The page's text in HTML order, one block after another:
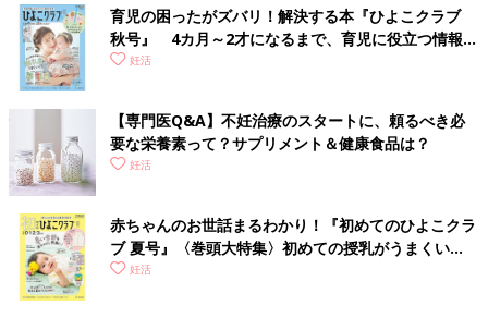
育児の困ったがズバリ！解決する本『ひよこクラブ
秋号』 4カ月～2才になるまで、育児に役立つ情報が
いっぱい！
妊活
【専門医Q&A】不妊治療のスタートに、頼るべき必
要な栄養素って？サプリメント＆健康食品は？
妊活
赤ちゃんのお世話まるわかり！『初めてのひよこクラ
ブ 夏号』〈巻頭大特集〉初めての授乳がうまくい
く！ おっぱい・ミルクの基本と夏のトラブル 解決テ
妊活